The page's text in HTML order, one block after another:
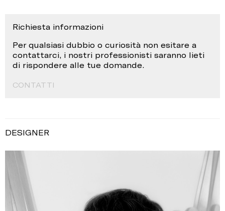
Richiesta informazioni
Per qualsiasi dubbio o curiosità non esitare a
contattarci, i nostri professionisti saranno lieti
di rispondere alle tue domande.
CONTATTI
DESIGNER